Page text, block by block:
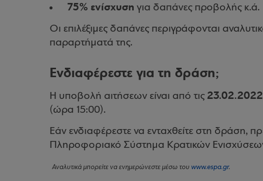
75% ενίσχυση για δαπάνες προβολής κ.ά.
Οι επιλέξιμες δαπάνες περιγράφονται
παραρτήματά της.
Ενδιαφέρεστε για τη δράση;
Η υποβολή αιτήσεων είναι από τις 23.02.2022
(ώρα 15:00).
Εάν ενδιαφέρεστε να ενταχθείτε στη δράση,
Πληροφοριακό Σύστημα Κρατικών
Αναλυτικά μπορείτε να ενημερώνεστε μέσω του www.espa.gr.